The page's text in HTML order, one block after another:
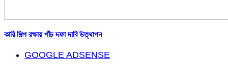
কারি শিল্প রক্ষায় পাঁচ দফা দাবি উত্থাপন
GOOGLE ADSENSE